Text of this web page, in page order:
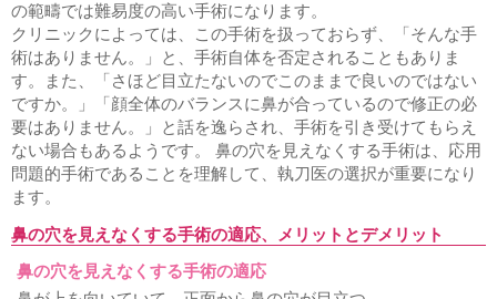
の範疇では難易度の高い手術になります。
クリニックによっては、この手術を扱っておらず、「そんな手
術はありません。」と、手術自体を否定されることもありま
す。また、「さほど目立たないのでこのままで良いのではない
ですか。」「顔全体のバランスに鼻が合っているので修正の必
要はありません。」と話を逸らされ、手術を引き受けてもらえ
ない場合もあるようです。 鼻の穴を見えなくする手術は、応用
問題的手術であることを理解して、執刀医の選択が重要になり
ます。
鼻の穴を見えなくする手術の適応、メリットとデメリット
鼻の穴を見えなくする手術の適応